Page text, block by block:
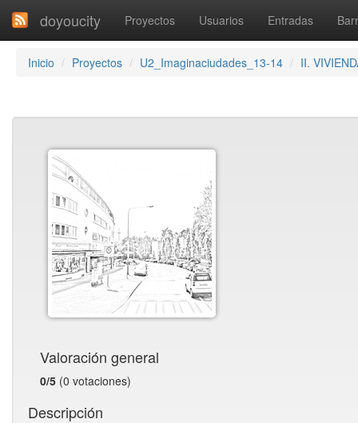
doyoucity Proyectos Usuarios Entradas
Inicio Proyectos U2_Imaginaciudades_13-14 II.
Valoración general
0/5 (0 votaciones)
Descripción